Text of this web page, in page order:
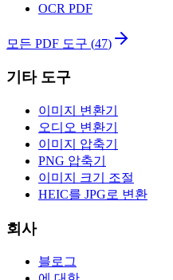
OCR PDF
모든 PDF 도구 (47)
기타 도구
이미지 변환기
오디오 변환기
이미지 압축기
PNG 압축기
이미지 크기 조절
HEIC를 JPG로 변환
회사
블로그